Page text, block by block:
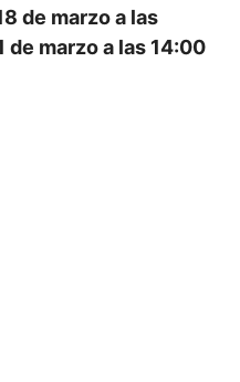
de marzo a las
de marzo a las 14:00